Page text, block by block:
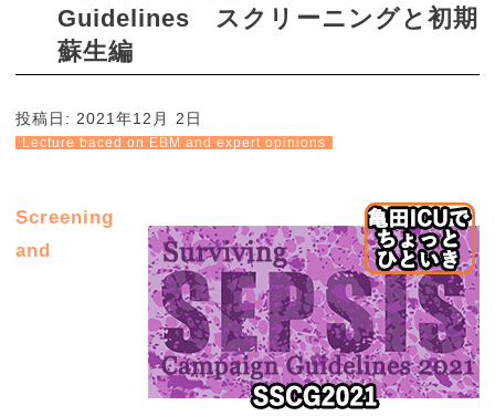
Guidelines スクリーニングと初期
蘇生編
投稿日: 2021年12月 2日
Lecture baced on EBM and expert opinions
Screening
and